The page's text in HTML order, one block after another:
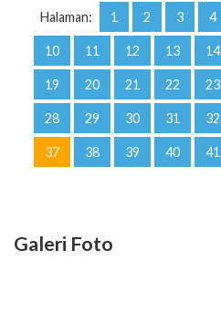
Halaman: 1 2 3 4
10 11 12 13 14
19 20 21 22 23
28 29 30 31 32
37 38 39 40 41
Galeri Foto